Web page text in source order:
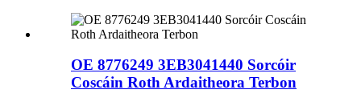
OE 8776249 3EB3041440 Sorcóir
Coscáin Roth Ardaitheora Terbon